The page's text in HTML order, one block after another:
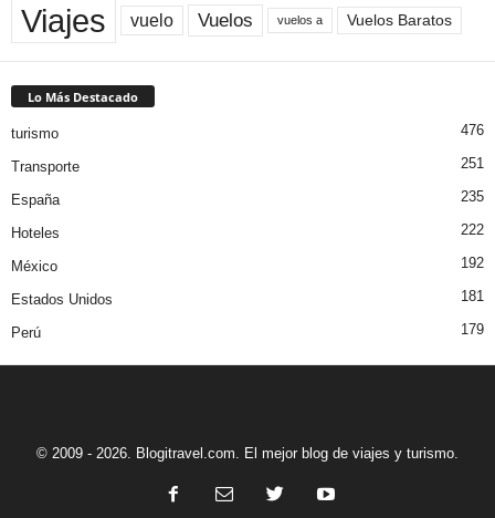
Viajes vuelo Vuelos vuelos a Vuelos Baratos
Lo Más Destacado
turismo 476
Transporte 251
España 235
Hoteles 222
México 192
Estados Unidos 181
Perú 179
© 2009 - 2026. Blogitravel.com. El mejor blog de viajes y turismo.